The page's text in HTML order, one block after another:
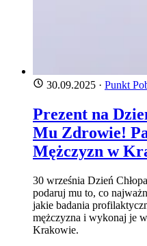
30.09.2025 · Punkt
Prezent na
Mu Zdrowie!
Mężczyzn w
30 września Dzień
podaruj mu to, co
jakie badania
mężczyzna i wykonaj je
Krakowie.